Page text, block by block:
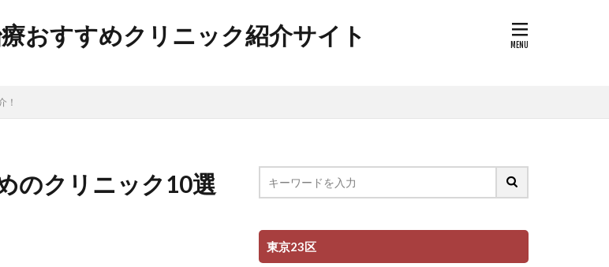
療おすすめクリニック紹介サイト
！
のクリニック10選
東京23区